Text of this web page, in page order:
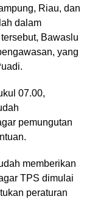
Riau, dan
dalam
Bawaslu
yang
07.00,
pemungutan
memberikan
TPS dimulai
peraturan